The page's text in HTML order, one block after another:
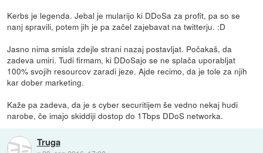
Kerbs je legenda. Jebal je mularijo ki DDoSa za profit, pa so se
nanj spravili, potem jih je pa začel zajebavat na twitterju. :D
Jasno nima smisla zdejle strani nazaj postavljat. Počakaš, da
zadeva umiri. Tudi firmam, ki DDoSajo se ne splača uporabljat
100% svojih resourcov zaradi jeze. Ajde recimo, da je tole za njih
kar dober marketing.
Kaže pa zadeva, da je s cyber securitijem še vedno nekaj hudi
narobe, če imajo skiddiji dostop do 1Tbps DDoS networka.
Truga